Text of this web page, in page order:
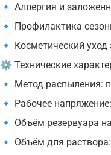
🔹 Аллергия и
🔹 Профилактика
🔹 Косметический
⚙️ Технические
🔹 Метод распыления:
🔹 Рабочее
🔹 Объём резервуара
🔹 Объём для